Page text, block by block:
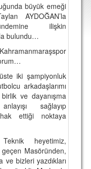
büyük emeği
AYDOĞAN’la
ilişkin
bulundu…
iki şampiyonluk
arkadaşlarımı
ve dayanışma
sağlayıp
hak ettiği noktaya
heyetimiz,
Masöründen,
ve bizleri yazdıkları